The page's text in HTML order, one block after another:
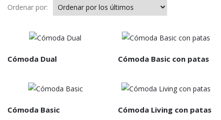
los
últimos
Ordenar por:
Cómoda Dual Cómoda Basic con patas
Cómoda Basic Cómoda Living con patas